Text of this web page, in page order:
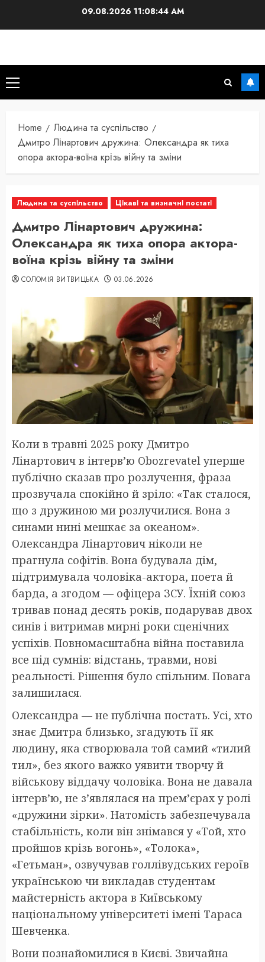
09.08.2026 11:08:45 AM
Primary
Menu
Home
Людина та суспільство
Дмитро Лінартович дружина: Олександра як тиха
опора актора-воїна крізь війну та зміни
Людина та суспільство Цікаві та визначні постаті
Дмитро Лінартович дружина:
Олександра як тиха опора актора-
воїна крізь війну та зміни
СОЛОМІЯ ВИТВИЦЬКА 03.06.2026
Коли в травні 2025 року Дмитро
Лінартович в інтерв’ю Obozrevatel уперше
публічно сказав про розлучення, фраза
прозвучала спокійно й зріло: «Так сталося,
що з дружиною ми розлучилися. Вона з
синами нині мешкає за океаном».
Олександра Лінартович ніколи не
прагнула софітів. Вона будувала дім,
підтримувала чоловіка-актора, поета й
барда, а згодом — офіцера ЗСУ. Їхній союз
тривав понад десять років, подарував двох
синів і витримав мирні роки сценічних
успіхів. Повномасштабна війна поставила
все під сумнів: відстань, травми, нові
реальності. Рішення було спільним. Повага
залишилася.
Олександра — не публічна постать. Усі, хто
знає Дмитра близько, згадують її як
людину, яка створювала той самий «тилий
тил», без якого важко уявити творчу й
військову віддачу чоловіка. Вона не давала
інтерв’ю, не з’являлася на прем’єрах у ролі
«дружини зірки». Натомість забезпечувала
стабільність, коли він знімався у «Той, хто
пройшов крізь вогонь», «Толока»,
«Гетьман», озвучував голлівудських героїв
українською чи викладав студентам
майстерність актора в Київському
національному університеті імені Тараса
Шевченка.
Вони познайомилися в Києві. Звичайна